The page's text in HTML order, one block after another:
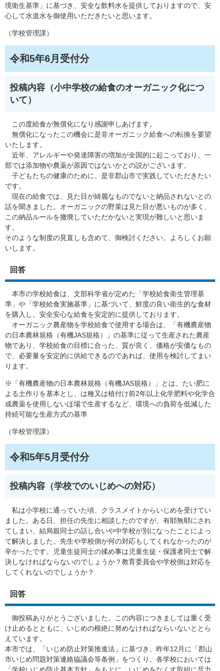
境衛生基準」に基づき、安全な飲料水を提供しておりますので、安
心して水道水を御使用いただきたいと思います。
（学校管理課）
令和5年6月受付分
投稿内容（小中学校の給食のオーガニック化につ
いて）
この度給食が無償化になり感謝申しあげます。
無償化になったこの機会に是非オーガニック給食への転換を要望
いたします。
近年、アレルギーや発達障害の増加が全国的に起こっており、一
部では添加物や農薬が原因ではないかとの説がございます。
子どもたちの健康のために、是非郡山市で実践していただきたい
です。
現在の給食では、見た目が綺麗なものでないと納品されないとの
話を聞きました。オーガニックの野菜は見た目が悪いものが多く、
この納品ルールを撤廃していただかないと実現が難しいと思いま
す。
そのような制度の見直しも含めて、御検討ください。よろしくお願
いします。​
回答
本市の学校給食は、文部科学省が定めた「学校給食衛生管理基
準」や「学校給食実施基準」に基づいて、鮮度の良い衛生的な食材
を購入し、安全安心な給食を安定的に提供しております。
オーガニック農産物を学校給食で使用する場合は、「有機農産物
の日本農林規格（有機JAS規格）」の基準に従って生産された農産
物であり、学校給食の目標に合った、質が良く、価格が安価なもの
で、必要量を安定的に供給できるのであれば、使用を検討してまい
ります。
※「有機農産物の日本農林規格（有機JAS規格）」とは、たい肥に
よる土作りを基本とし、は種又は植付け前2年以上化学肥料や化学合
成農薬を使用しないほ場で生産するなど、環境への負荷を低減した
持続可能な生産方式の基準
（学校管理課）
令和5年5月受付分
投稿内容（学校でのいじめへの対応）
私は小学校に通っていた頃、クラスメイトからいじめを受けてい
ました。ある日、担任の先生に相談したのですが、有耶無耶にされ
てしまい、結局親同士の話し合いや中学校が別になったことによっ
て解決しました。先生や学校側が何の対応もしてくれなかったのが
辛かったです。児童生徒同士の揉め事は児童生徒・保護者同士で解
決しなければならないのでしょうか？教育委員会や学校側は対応を
してくれないのでしょうか？
回答
御投稿ありがとうございました。この内容につきましては重く受
け止めるとともに、いじめの根絶に努めなければならいないととら
えています。
本市では、「いじめ防止対策推進法」に基づき、昨年12月に「郡山
市いじめ問題対策連絡協議会等条例」をつくり、各学校においては